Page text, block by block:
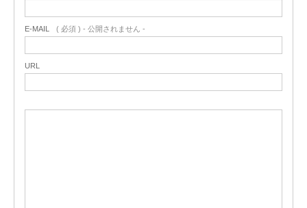
E-MAIL ( 必須 ) - 公開されません -
URL